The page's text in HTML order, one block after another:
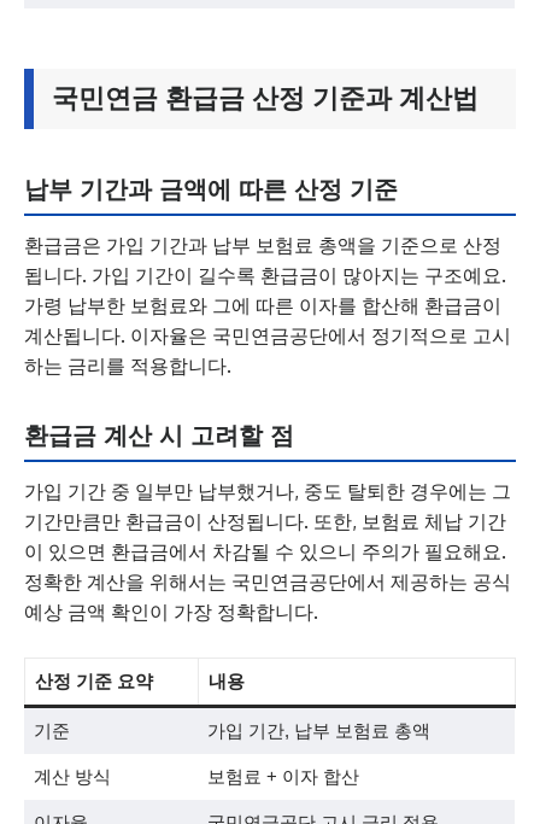
국민연금 환급금 산정 기준과 계산법
납부 기간과 금액에 따른 산정 기준
환급금은 가입 기간과 납부 보험료 총액을 기준으로 산정
됩니다. 가입 기간이 길수록 환급금이 많아지는 구조예요.
가령 납부한 보험료와 그에 따른 이자를 합산해 환급금이
계산됩니다. 이자율은 국민연금공단에서 정기적으로 고시
하는 금리를 적용합니다.
환급금 계산 시 고려할 점
가입 기간 중 일부만 납부했거나, 중도 탈퇴한 경우에는 그
기간만큼만 환급금이 산정됩니다. 또한, 보험료 체납 기간
이 있으면 환급금에서 차감될 수 있으니 주의가 필요해요.
정확한 계산을 위해서는 국민연금공단에서 제공하는 공식
예상 금액 확인이 가장 정확합니다.
산정 기준 요약 내용
기준 가입 기간, 납부 보험료 총액
계산 방식 보험료 + 이자 합산